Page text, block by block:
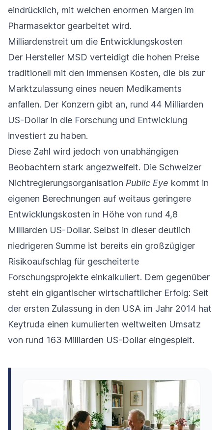
eindrücklich, mit welchen enormen Margen im
Pharmasektor gearbeitet wird.
Milliardenstreit um die Entwicklungskosten
Der Hersteller MSD verteidigt die hohen Preise
traditionell mit den immensen Kosten, die bis zur
Marktzulassung eines neuen Medikaments
anfallen. Der Konzern gibt an, rund 44 Milliarden
US-Dollar in die Forschung und Entwicklung
investiert zu haben.
Diese Zahl wird jedoch von unabhängigen
Beobachtern stark angezweifelt. Die Schweizer
Nichtregierungsorganisation Public Eye kommt in
eigenen Berechnungen auf weitaus geringere
Entwicklungskosten in Höhe von rund 4,8
Milliarden US-Dollar. Selbst in dieser deutlich
niedrigeren Summe ist bereits ein großzügiger
Risikoaufschlag für gescheiterte
Forschungsprojekte einkalkuliert. Dem gegenüber
steht ein gigantischer wirtschaftlicher Erfolg: Seit
der ersten Zulassung in den USA im Jahr 2014 hat
Keytruda einen kumulierten weltweiten Umsatz
von rund 163 Milliarden US-Dollar eingespielt.